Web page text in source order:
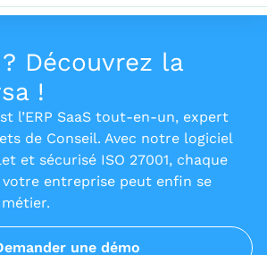
Découvrez la
!
l’ERP SaaS tout-en-un, expert
de Conseil. Avec notre logiciel
et sécurisé ISO 27001, chaque
entreprise peut enfin se
une démo